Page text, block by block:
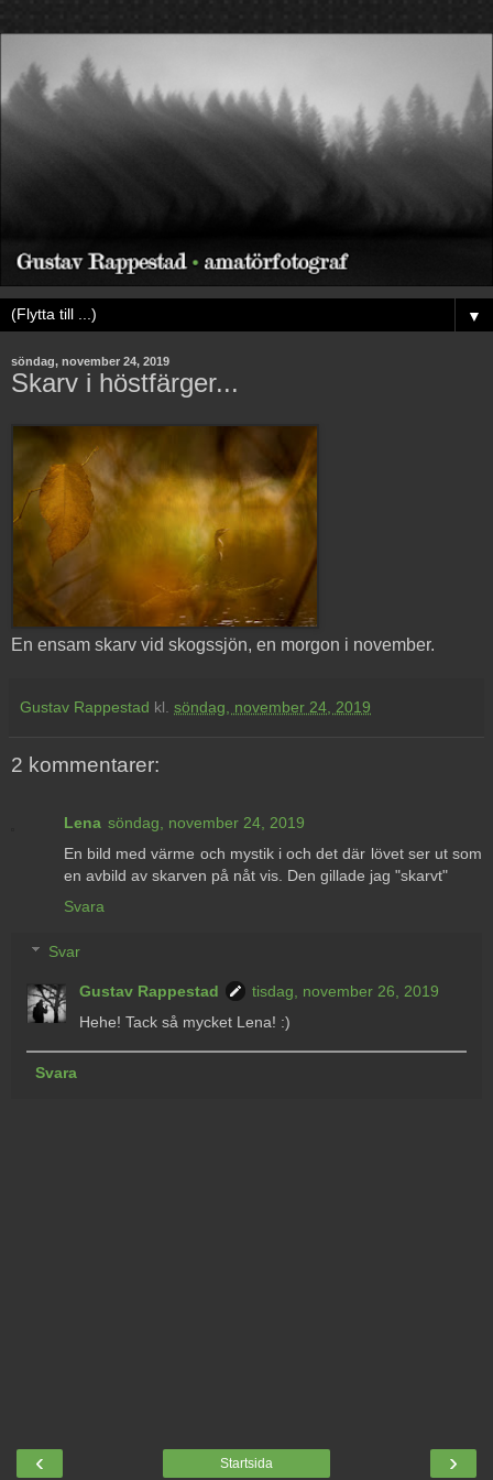
▼
söndag, november 24, 2019
Skarv i höstfärger...
En ensam skarv vid skogssjön, en morgon i november.
Gustav Rappestad kl. söndag, november 24, 2019
2 kommentarer:
Lena söndag, november 24, 2019
En bild med värme och mystik i och det där lövet ser ut som
en avbild av skarven på nåt vis. Den gillade jag "skarvt"
Svara
Svar
Gustav Rappestad
tisdag, november 26, 2019
Hehe! Tack så mycket Lena! :)
Svara
‹ ›
Startsida